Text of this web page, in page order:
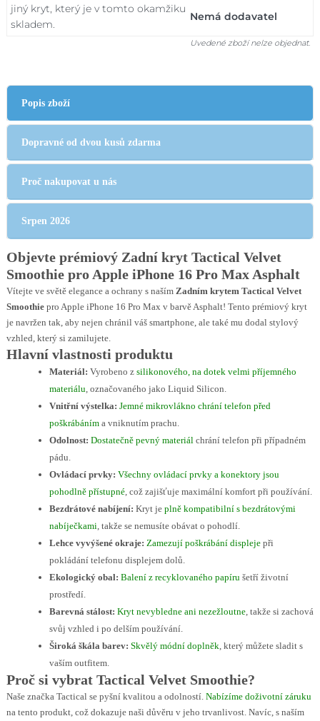
jiný kryt, který je v tomto okamžiku
skladem.
Nemá dodavatel
Uvedené zboží nelze objednat.
Popis zboží
Dopravné od dvou kusů zdarma
Proč nakupovat u nás
Srpen 2026
Objevte prémiový Zadní kryt Tactical Velvet
Smoothie pro Apple iPhone 16 Pro Max Asphalt
Vítejte ve světě elegance a ochrany s naším Zadním krytem Tactical Velvet
Smoothiepro Apple iPhone 16 Pro Max v barvě Asphalt! Tento prémiový kryt
je navržen tak, aby nejen chránil váš smartphone, ale také mu dodal stylový
vzhled, který si zamilujete.
Hlavní vlastnosti produktu
Materiál: Vyrobeno z silikonového, na dotek velmi příjemného
materiálu, označovaného jako Liquid Silicon.
Vnitřní výstelka: Jemné mikrovlákno chrání telefon před
poškrábáníma vniknutím prachu.
Odolnost: Dostatečně pevný materiálchrání telefon při případném
pádu.
Ovládací prvky: Všechny ovládací prvky a konektory jsou
pohodlně přístupné, což zajišťuje maximální komfort při používání.
Bezdrátové nabíjení: Kryt je plně kompatibilní s bezdrátovými
nabíječkami, takže se nemusíte obávat o pohodlí.
Lehce vyvýšené okraje: Zamezují poškrábání displejepři
pokládání telefonu displejem dolů.
Ekologický obal: Balení z recyklovaného papírušetří životní
prostředí.
Barevná stálost: Kryt nevybledne ani nezežloutne, takže si zachová
svůj vzhled i po delším používání.
Široká škála barev: Skvělý módní doplněk, který můžete sladit s
vaším outfitem.
Proč si vybrat Tactical Velvet Smoothie?
Naše značka Tactical se pyšní kvalitou a odolností. Nabízíme doživotní záruku
na tento produkt, což dokazuje naši důvěru v jeho trvanlivost. Navíc, s naším